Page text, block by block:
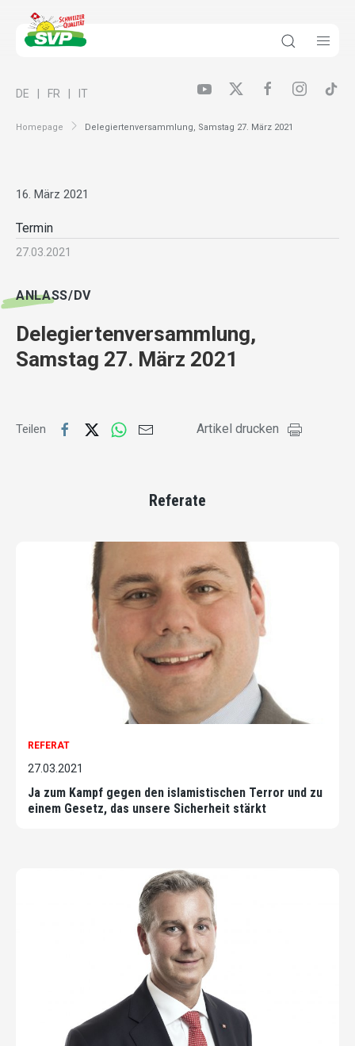
Homepage Delegiertenversammlung, Samstag 27. März 2021
DE FR IT
16. März 2021
Termin
27.03.2021
ANLASS/DV
Delegiertenversammlung,
Samstag 27. März 2021
Teilen Artikel drucken
Referate
REFERAT
27.03.2021
Ja zum Kampf gegen den islamistischen Terror und zu
einem Gesetz, das unsere Sicherheit stärkt